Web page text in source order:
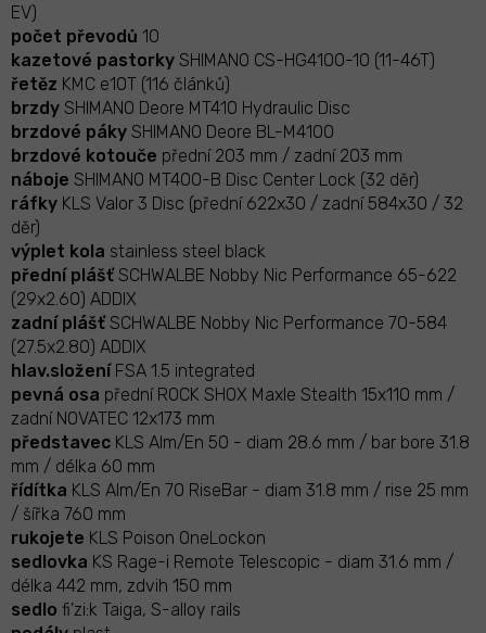
EV)
počet převodů 10
kazetové pastorky SHIMANO CS-HG4100-10 (11-46T)
řetěz KMC e10T (116 článků)
brzdy SHIMANO Deore MT410 Hydraulic Disc
brzdové páky SHIMANO Deore BL-M4100
brzdové kotouče přední 203 mm / zadní 203 mm
náboje SHIMANO MT400-B Disc Center Lock (32 děr)
ráfky KLS Valor 3 Disc (přední 622x30 / zadní 584x30 / 32
děr)
výplet kola stainless steel black
přední plášťSCHWALBE Nobby Nic Performance 65-622
(29x2.60) ADDIX
zadní plášťSCHWALBE Nobby Nic Performance 70-584
(27.5x2.80) ADDIX
hlav.složeníFSA 1.5 integrated
pevná osa přední ROCK SHOX Maxle Stealth 15x110 mm /
zadní NOVATEC 12x173 mm
představec KLS Alm/En 50 - diam 28.6 mm / bar bore 31.8
mm / délka 60 mm
řídítka KLS Alm/En 70 RiseBar - diam 31.8 mm / rise 25 mm
/ šířka 760 mm
rukojete KLS Poison OneLockon
sedlovka KS Rage-i Remote Telescopic - diam 31.6 mm /
délka 442 mm, zdvih 150 mm
sedlo fi’zi:k Taiga, S-alloy rails